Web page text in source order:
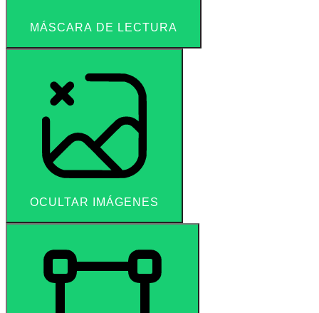
MÁSCARA DE LECTURA
OCULTAR IMÁGENES